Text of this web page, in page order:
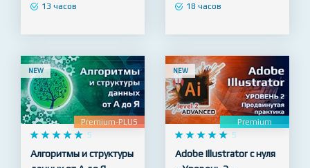
проекта в портфолио!
на практике
NEW
Premium-PLUS
NEW
Premium